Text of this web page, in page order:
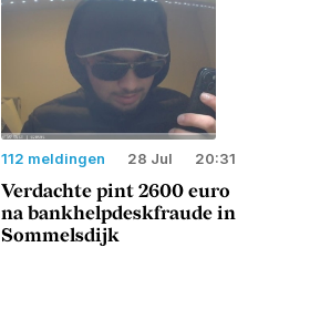
112 meldingen 28 Jul 20:31
Verdachte pint 2600 euro
na bankhelpdeskfraude in
Sommelsdijk